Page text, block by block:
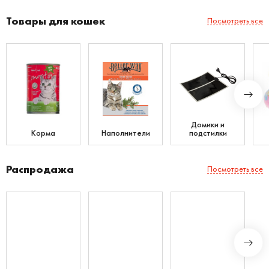
Товары для кошек Посмотреть все
Корма Наполнители
Домики и
подстилки
Распродажа Посмотреть все